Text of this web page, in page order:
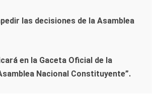
las decisiones de la Asamblea
en la Gaceta Oficial de la
Nacional Constituyente”.